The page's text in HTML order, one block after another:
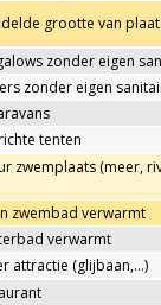
grootte van
zonder eigen
zonder eigen
tenten
zwemplaats (meer,
zwembad verwarmt
verwarmt
attractie (glijbaan,…)